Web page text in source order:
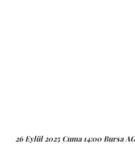
26 Eylül 2025 Cuma 14:00 Bursa